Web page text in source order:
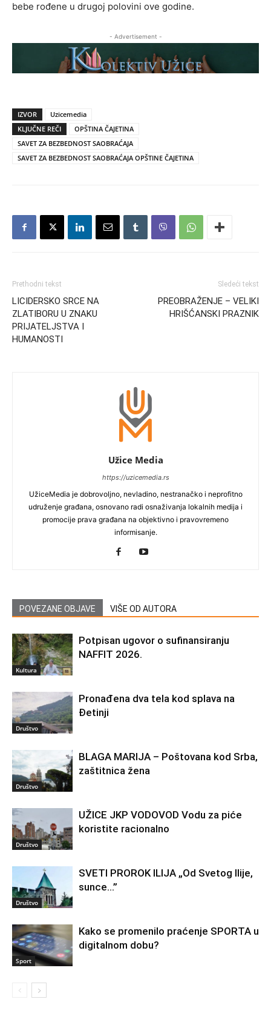
bebe rođene u drugoj polovini ove godine.
- Advertisement -
IZVOR
Uzicemedia
KLJUČNE REČI
OPŠTINA ČAJETINA
SAVET ZA BEZBEDNOST SAOBRAĆAJA
SAVET ZA BEZBEDNOST SAOBRAĆAJA OPŠTINE ČAJETINA
Prethodni tekst
LICIDERSKO SRCE NA
ZLATIBORU U ZNAKU
PRIJATELJSTVA I
HUMANOSTI
Sledeći tekst
PREOBRAŽENJE – VELIKI
HRIŠĆANSKI PRAZNIK
Užice Media
https://uzicemedia.rs
UžiceMedia je dobrovoljno, nevladino, nestranačko i neprofitno
udruženje građana, osnovano radi osnaživanja lokalnih medija i
promocije prava građana na objektivno i pravovremeno
informisanje.
POVEZANE OBJAVE VIŠE OD AUTORA
Kultura
Potpisan ugovor o sufinansiranju
NAFFIT 2026.
Društvo
Pronađena dva tela kod splava na
Đetinji
Društvo
BLAGA MARIJA – Poštovana kod Srba,
zaštitnica žena
Društvo
UŽICE JKP VODOVOD Vodu za piće
koristite racionalno
Društvo
SVETI PROROK ILIJA „Od Svetog Ilije,
sunce…”
Sport
Kako se promenilo praćenje SPORTA u
digitalnom dobu?